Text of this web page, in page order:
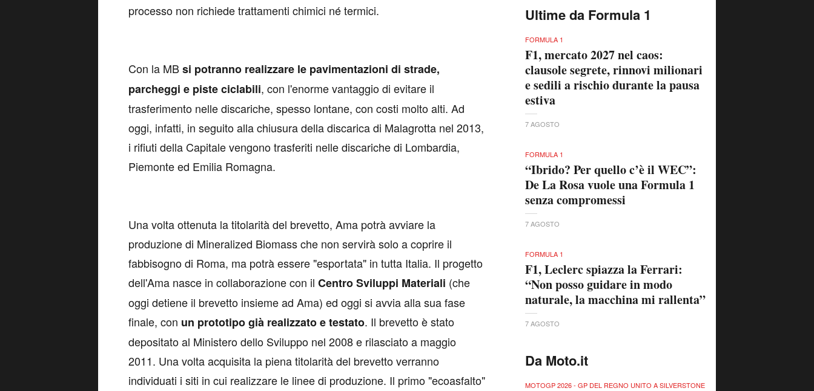
processo non richiede trattamenti chimici né termici.
Con la MBsi potranno realizzare le pavimentazioni di strade,
parcheggi e piste ciclabili, con l'enorme vantaggio di evitare il
trasferimento nelle discariche, spesso lontane, con costi molto alti. Ad
oggi, infatti, in seguito alla chiusura della discarica di Malagrotta nel 2013,
i rifiuti della Capitale vengono trasferiti nelle discariche di Lombardia,
Piemonte ed Emilia Romagna.
Una volta ottenuta la titolarità del brevetto, Ama potrà avviare la
produzione di Mineralized Biomass che non servirà solo a coprire il
fabbisogno di Roma, ma potrà essere "esportata" in tutta Italia. Il progetto
dell'Ama nasce in collaborazione con il Centro Sviluppi Materiali (che
oggi detiene il brevetto insieme ad Ama) ed oggi si avvia alla sua fase
finale, con un prototipo già realizzato e testato. Il brevetto è stato
depositato al Ministero dello Sviluppo nel 2008 e rilasciato a maggio
2011. Una volta acquisita la piena titolarità del brevetto verranno
individuati i siti in cui realizzare le linee di produzione. Il primo "ecoasfalto"
Ultime da Formula 1
FORMULA 1
F1, mercato 2027 nel caos:
clausole segrete, rinnovi milionari
e sedili a rischio durante la pausa
estiva
7 AGOSTO
FORMULA 1
“Ibrido? Per quello c’è il WEC”:
De La Rosa vuole una Formula 1
senza compromessi
7 AGOSTO
FORMULA 1
F1, Leclerc spiazza la Ferrari:
“Non posso guidare in modo
naturale, la macchina mi rallenta”
7 AGOSTO
Da Moto.it
MOTOGP 2026 - GP DEL REGNO UNITO A SILVERSTONE